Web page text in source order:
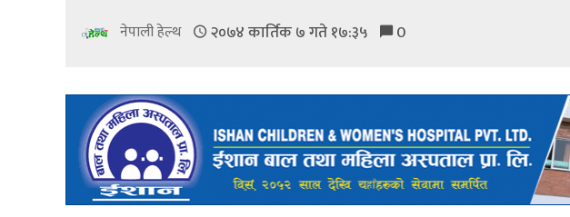
नेपाली हेल्थ २०७४ कार्तिक ७ गते १७:३५ 0